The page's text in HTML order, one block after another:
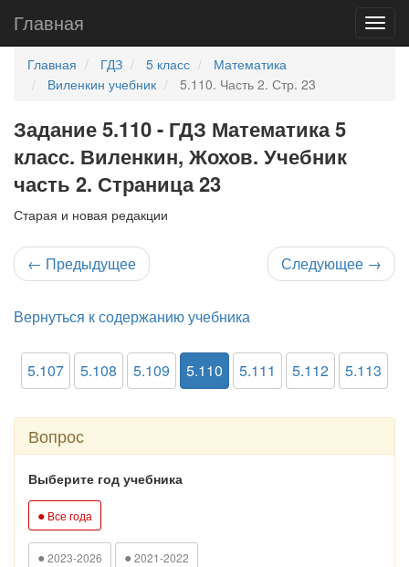
Главная
Главная ГДЗ 5 класс
Математика
Виленкин учебник
5.110. Часть 2. Стр. 23
Задание 5.110 - ГДЗ Математика 5
класс. Виленкин, Жохов. Учебник
часть 2. Страница 23
Старая и новая редакции
← Предыдущее Следующее →
Вернуться к содержанию учебника
5.107 5.108 5.109 5.110 5.111 5.112 5.113
Вопрос
Выберите год учебника
● Все года
● 2023-2026 ● 2021-2022